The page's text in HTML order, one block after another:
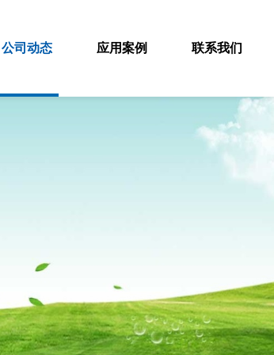
公司动态 应用案例 联系我们